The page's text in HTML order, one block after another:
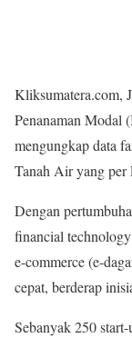
Kliksumatera.com,
Penanaman Modal
mengungkap data
Tanah Air yang per
Dengan
financial
e-commerce (e-
cepat, berderap
Sebanyak 250